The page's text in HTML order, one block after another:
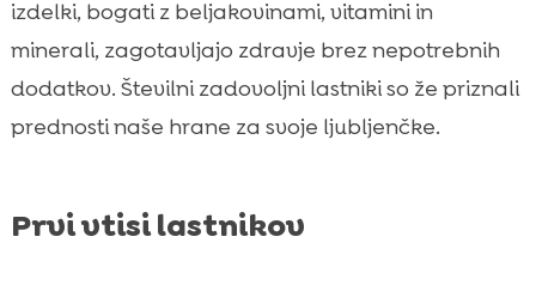
izdelki, bogati z beljakovinami, vitamini in
minerali, zagotavljajo zdravje brez nepotrebnih
dodatkov. Številni zadovoljni lastniki so že priznali
prednosti naše hrane za svoje ljubljenčke.
Prvi vtisi lastnikov